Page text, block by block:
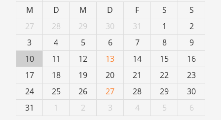
M D M D F S
S
27
28 29 30 31 1
2
3
4 5 6 7 8
9
10
11 12 13 14 15
16
17
18 19 20 21 22
23
24
25 26 27 28 29
30
31
1 2 3 4 5 6